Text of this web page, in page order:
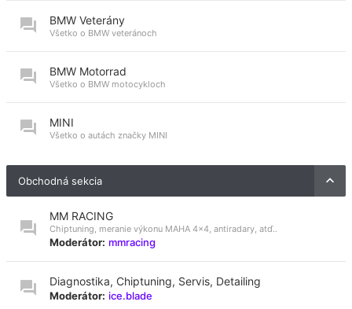
BMW Veterány
Všetko o BMW veteránoch
BMW Motorrad
Všetko o BMW motocykloch
MINI
Všetko o autách značky MINI
Obchodná sekcia
MM RACING
Chiptuning, meranie výkonu MAHA 4x4, antiradary, atď..
Moderátor: mmracing
Diagnostika, Chiptuning, Servis, Detailing
Moderátor: ice.blade